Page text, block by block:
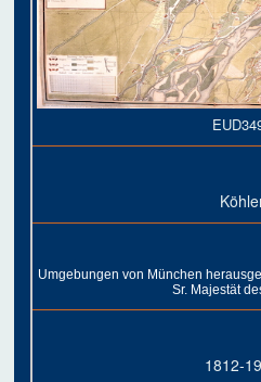
Umgebungen von München
Sr. Majestät
1812-